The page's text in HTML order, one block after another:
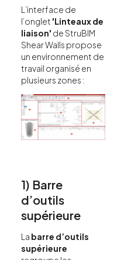
L’interface de
l’onglet 'Linteaux de
liaison' de StruBIM
Shear Walls propose
un environnement de
travail organisé en
plusieurs zones :
1) Barre
d’outils
supérieure
La barre d’outils
supérieure